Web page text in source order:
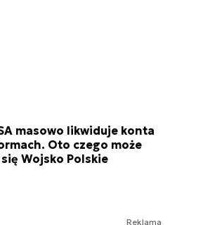
masowo likwiduje konta
Oto czego może
Wojsko Polskie
Reklama